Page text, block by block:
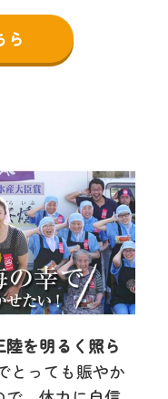
ら
を明るく照ら
とっても賑やか